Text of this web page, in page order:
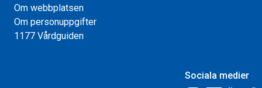
Om webbplatsen
Om personuppgifter
1177 Vårdguiden
Sociala medier